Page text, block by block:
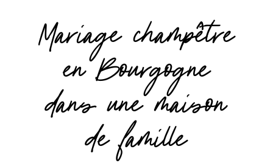
Mariage champêtre
en Bourgogne
dans une maison
de famille